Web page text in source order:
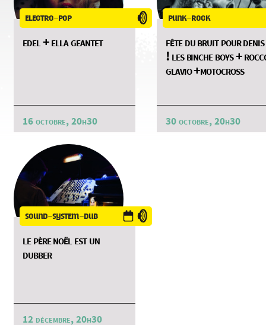
electro-pop
edel + ella geantet
16 octobre, 20h30
punk-rock
fête du bruit pour denis
! les binche boys +
glavio +motocross
30 octobre, 20h30
sound-system-dub
le père noël est un
dubber
12 décembre, 20h30